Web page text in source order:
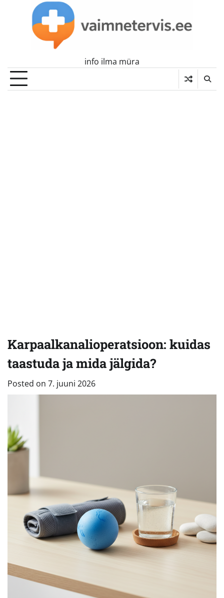
info ilma müra
Karpaalkanalioperatsioon: kuidas
taastuda ja mida jälgida?
Posted on 7. juuni 2026